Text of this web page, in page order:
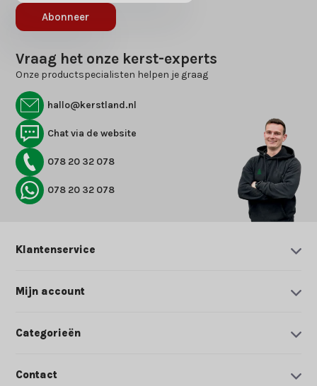
Abonneer
Vraag het onze kerst-experts
Onze productspecialisten helpen je graag
hallo@kerstland.nl
Chat via de website
078 20 32 078
078 20 32 078
Klantenservice
Mijn account
Categorieën
Contact